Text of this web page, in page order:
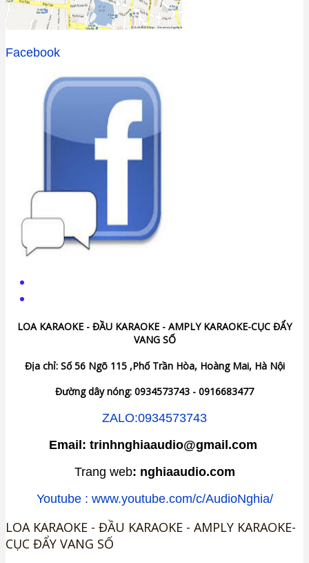
Facebook
LOA KARAOKE - ĐẦU KARAOKE - AMPLY KARAOKE-CỤC ĐẨY
VANG SỐ
Địa chỉ: Số 56 Ngõ 115 ,Phố Trần Hòa, Hoàng Mai, Hà Nội
Đường dây nóng: 0934573743 - 0916683477
ZALO:0934573743
Email: trinhnghiaaudio@gmail.com
Trang web: nghiaaudio.com
Youtube : www.youtube.com/c/AudioNghia/
LOA KARAOKE - ĐẦU KARAOKE - AMPLY KARAOKE-
CỤC ĐẨY VANG SỐ